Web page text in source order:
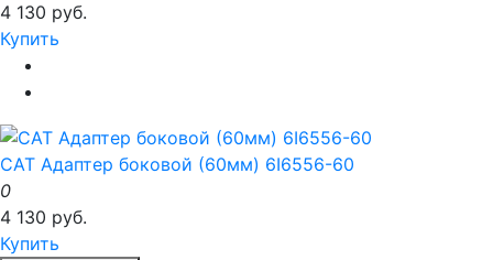
4 130 руб.
Купить
CAT Адаптер боковой (60мм) 6I6556-60
0
4 130 руб.
Купить